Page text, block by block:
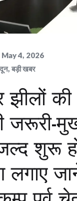
May 4, 2026
, बड़ी खबर
झीलों की
जरूरी-
शुरू